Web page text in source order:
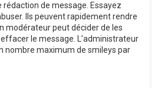
rédaction de message. Essayez
Ils peuvent rapidement rendre
modérateur peut décider de les
le message. L’administrateur
nombre maximum de smileys par